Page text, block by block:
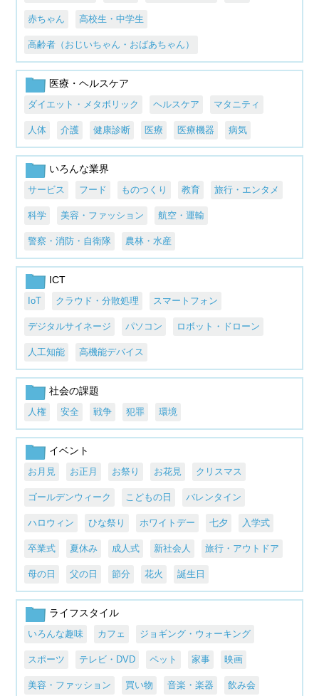
赤ちゃん 高校生・中学生
高齢者（おじいちゃん・おばあちゃん）
医療・ヘルスケア
ダイエット・メタボリック ヘルスケア マタニティ
人体 介護 健康診断 医療 医療機器 病気
いろんな業界
サービス フード ものつくり 教育 旅行・エンタメ
科学 美容・ファッション 航空・運輸
警察・消防・自衛隊 農林・水産
ICT
IoT クラウド・分散処理 スマートフォン
デジタルサイネージ パソコン ロボット・ドローン
人工知能 高機能デバイス
社会の課題
人権 安全 戦争 犯罪 環境
イベント
お月見 お正月 お祭り お花見 クリスマス
ゴールデンウィーク こどもの日 バレンタイン
ハロウィン ひな祭り ホワイトデー 七夕 入学式
卒業式 夏休み 成人式 新社会人 旅行・アウトドア
母の日 父の日 節分 花火 誕生日
ライフスタイル
いろんな趣味 カフェ ジョギング・ウォーキング
スポーツ テレビ・DVD ペット 家事 映画
美容・ファッション 買い物 音楽・楽器 飲み会